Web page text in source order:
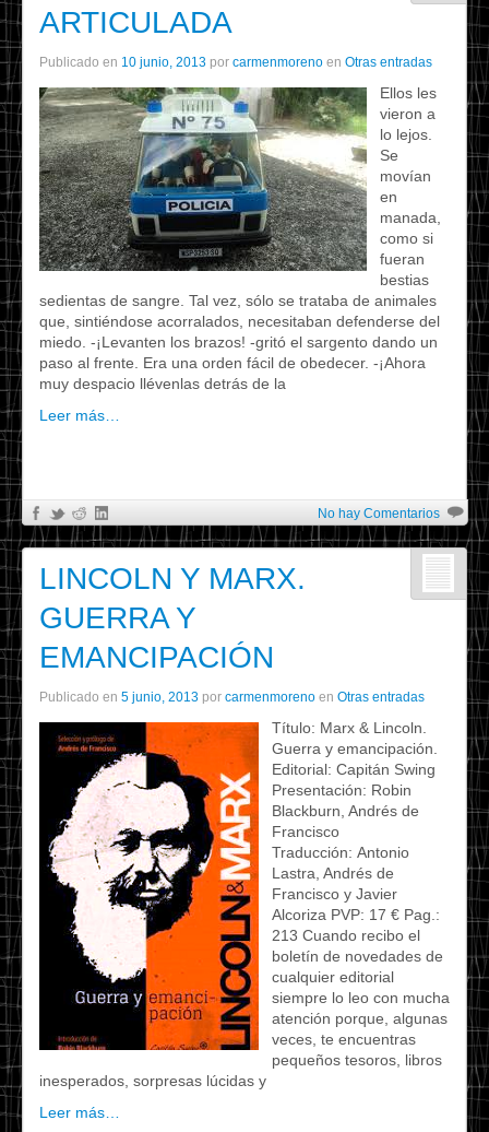
ARTICULADA
Publicado en 10 junio, 2013 por carmenmoreno en Otras entradas
Ellos les
vieron a
lo lejos.
Se
movían
en
manada,
como si
fueran
bestias
sedientas de sangre. Tal vez, sólo se trataba de animales
que, sintiéndose acorralados, necesitaban defenderse del
miedo. -¡Levanten los brazos! -gritó el sargento dando un
paso al frente. Era una orden fácil de obedecer. -¡Ahora
muy despacio llévenlas detrás de la
Leer más…
No hay Comentarios
LINCOLN Y MARX.
GUERRA Y
EMANCIPACIÓN
Publicado en 5 junio, 2013 por carmenmoreno en Otras entradas
Título: Marx & Lincoln.
Guerra y emancipación.
Editorial: Capitán Swing
Presentación: Robin
Blackburn, Andrés de
Francisco
Traducción: Antonio
Lastra, Andrés de
Francisco y Javier
Alcoriza PVP: 17 € Pag.:
213 Cuando recibo el
boletín de novedades de
cualquier editorial
siempre lo leo con mucha
atención porque, algunas
veces, te encuentras
pequeños tesoros, libros
inesperados, sorpresas lúcidas y
Leer más…